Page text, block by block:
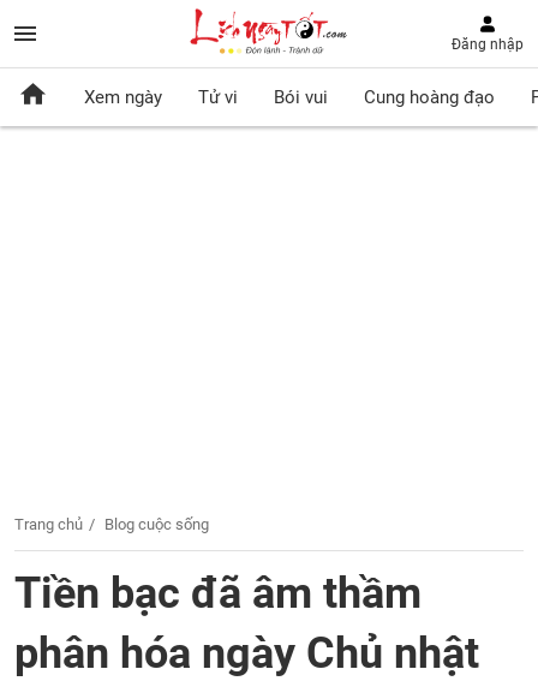
Đăng nhập
Xem ngày Tử vi Bói vui Cung hoàng đạo
Trang chủ Blog cuộc sống
Tiền bạc đã âm thầm
phân hóa ngày Chủ nhật